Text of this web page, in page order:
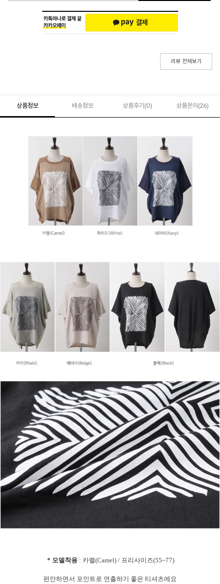
리뷰 전체보기
상품정보 배송정보 상품후기(0) 상품문의 (26)
* 모델착용 : 카멜(Camel) / 프리사이즈(55~77)
편안하면서 포인트로 연출하기 좋은 티셔츠에요